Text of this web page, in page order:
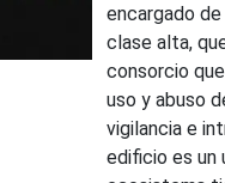
encargado
clase alta,
consorcio
uso y abuso
vigilancia e
edificio es un